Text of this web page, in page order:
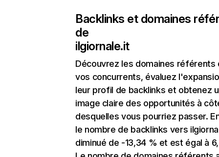
Backlinks et domaines
de
ilgiornale.it
Découvrez les domaines référents
vos concurrents, évaluez
leur profil de backlinks et obtenez
image claire des opportunités à
desquelles vous pourriez passer.
le nombre de backlinks vers
diminué de -13,34 % et est égal à